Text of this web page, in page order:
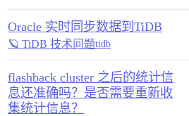
Oracle 实时同步数据到TiDB
🪐 TiDB 技术问题tidb
flashback cluster 之后的统计信
息还准确吗？是否需要重新收
集统计信息？